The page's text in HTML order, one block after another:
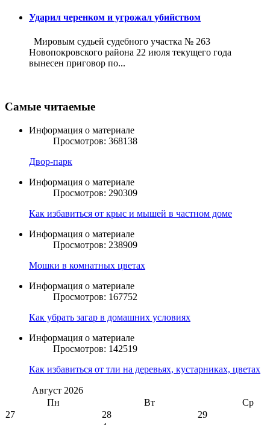
Ударил черенком и угрожал убийством
Мировым судьей судебного участка № 263
Новопокровского района 22 июля текущего года
вынесен приговор по...
Самые читаемые
Информация о материале
Просмотров: 368138
Двор-парк
Информация о материале
Просмотров: 290309
Как избавиться от крыс и мышей в частном доме
Информация о материале
Просмотров: 238909
Мошки в комнатных цветах
Информация о материале
Просмотров: 167752
Как убрать загар в домашних условиях
Информация о материале
Просмотров: 142519
Как избавиться от тли на деревьях, кустарниках, цветах
Август 2026
Пн
Вт
Ср
27
28
29